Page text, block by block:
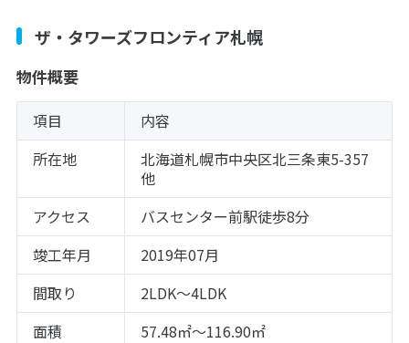
ザ・タワーズフロンティア札幌
物件概要
項目
内容
所在地
北海道札幌市中央区北三条東5-357
他
アクセス
バスセンター前駅徒歩8分
竣工年月
2019年07月
間取り
2LDK～4LDK
面積
57.48㎡～116.90㎡